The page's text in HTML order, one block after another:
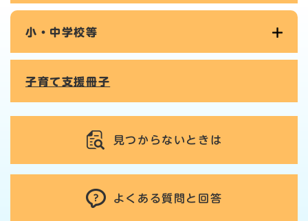
小・中学校等
子育て支援冊子
見つからないときは
よくある質問と回答